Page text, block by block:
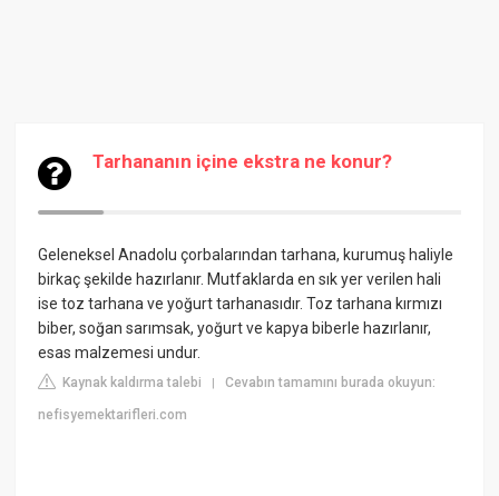
Tarhananın içine ekstra ne konur?
Geleneksel Anadolu çorbalarından tarhana, kurumuş haliyle
birkaç şekilde hazırlanır. Mutfaklarda en sık yer verilen hali
ise toz tarhana ve yoğurt tarhanasıdır. Toz tarhana kırmızı
biber, soğan sarımsak, yoğurt ve kapya biberle hazırlanır,
esas malzemesi undur.
Kaynak kaldırma talebi |Cevabın tamamını burada okuyun:
nefisyemektarifleri.com